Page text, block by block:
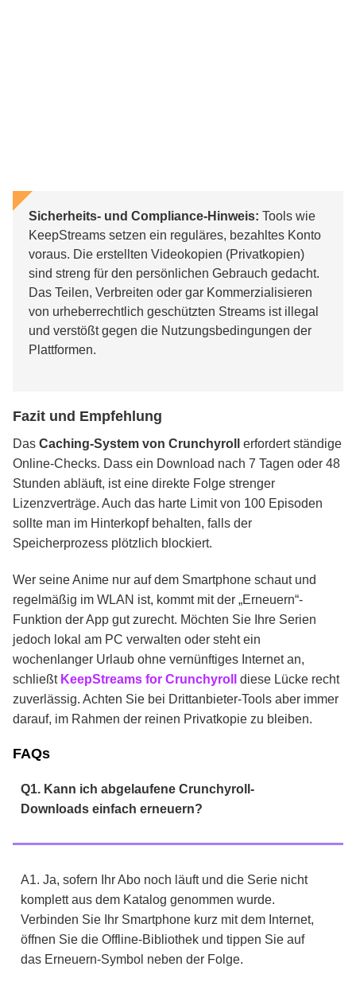
Sicherheits- und Compliance-Hinweis: Tools wie
KeepStreams setzen ein reguläres, bezahltes Konto
voraus. Die erstellten Videokopien (Privatkopien)
sind streng für den persönlichen Gebrauch gedacht.
Das Teilen, Verbreiten oder gar Kommerzialisieren
von urheberrechtlich geschützten Streams ist illegal
und verstößt gegen die Nutzungsbedingungen der
Plattformen.
Fazit und Empfehlung
Das Caching-System von Crunchyroll
erfordert ständige
Online-Checks. Dass ein Download nach 7 Tagen oder 48
Stunden abläuft, ist eine direkte Folge strenger
Lizenzverträge. Auch das harte Limit von 100 Episoden
sollte man im Hinterkopf behalten, falls der
Speicherprozess plötzlich blockiert.
Wer seine Anime nur auf dem Smartphone schaut und
regelmäßig im WLAN ist, kommt mit der „Erneuern“-
Funktion der App gut zurecht. Möchten Sie Ihre Serien
jedoch lokal am PC verwalten oder steht ein
wochenlanger Urlaub ohne vernünftiges Internet an,
schließt KeepStreams for Crunchyroll
diese Lücke recht
zuverlässig. Achten Sie bei Drittanbieter-Tools aber immer
darauf, im Rahmen der reinen Privatkopie zu bleiben.
FAQs
Q1. Kann ich abgelaufene Crunchyroll-
Downloads einfach erneuern?
A1. Ja, sofern Ihr Abo noch läuft und die Serie nicht
komplett aus dem Katalog genommen wurde.
Verbinden Sie Ihr Smartphone kurz mit dem Internet,
öffnen Sie die Offline-Bibliothek und tippen Sie auf
das Erneuern-Symbol neben der Folge.